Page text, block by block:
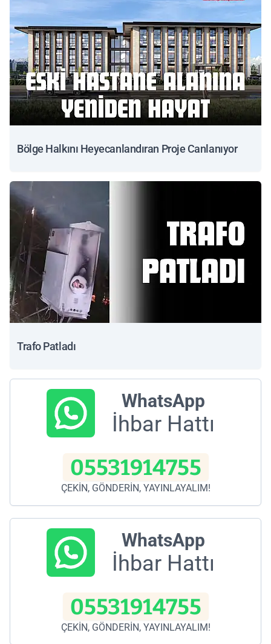
Bölge Halkını Heyecanlandıran Proje Canlanıyor
Trafo Patladı
WhatsApp
İhbar Hattı
05531914755
ÇEKİN, GÖNDERİN, YAYINLAYALIM!
WhatsApp
İhbar Hattı
05531914755
ÇEKİN, GÖNDERİN, YAYINLAYALIM!